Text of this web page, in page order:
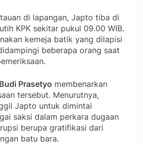
di lapangan, Japto tiba di
KPK sekitar pukul 09.00 WIB.
kemeja batik yang dilapisi
beberapa orang saat
Budi Prasetyo membenarkan
tersebut. Menurutnya,
Japto untuk dimintai
saksi dalam perkara dugaan
berupa gratifikasi dari
batu bara.